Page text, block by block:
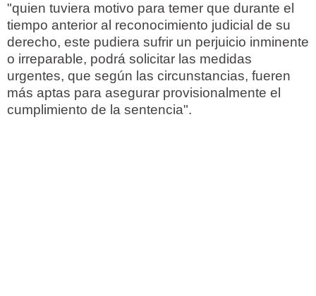
"quien tuviera motivo para temer que durante el
tiempo anterior al reconocimiento judicial de su
derecho, este pudiera sufrir un perjuicio inminente
o irreparable, podrá solicitar las medidas
urgentes, que según las circunstancias, fueren
más aptas para asegurar provisionalmente el
cumplimiento de la sentencia".